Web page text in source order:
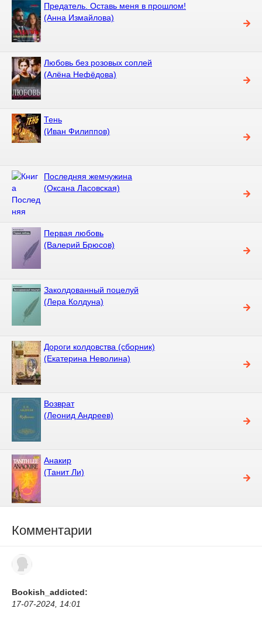
Предатель. Оставь меня в прошлом!
(Анна Измайлова)
Любовь без розовых соплей
(Алёна Нефёдова)
Тень
(Иван Филиппов)
Последняя жемчужина
(Оксана Ласовская)
Первая любовь
(Валерий Брюсов)
Заколдованный поцелуй
(Лера Колдуна)
Дороги колдовства (сборник)
(Екатерина Неволина)
Возврат
(Леонид Андреев)
Анакир
(Танит Ли)
Комментарии
Bookish_addicted:
17-07-2024, 14:01